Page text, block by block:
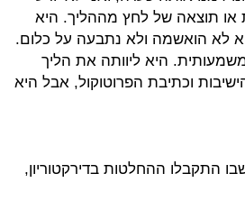
או תוצאה של לחץ מההליך. היא
לא הואשמה ולא נתבעה על כלום.
היא ליוותה את הליך
וכתיבת הפרוטוקול, אבל היא
התקבלו ההחלטות בדירקטוריון,